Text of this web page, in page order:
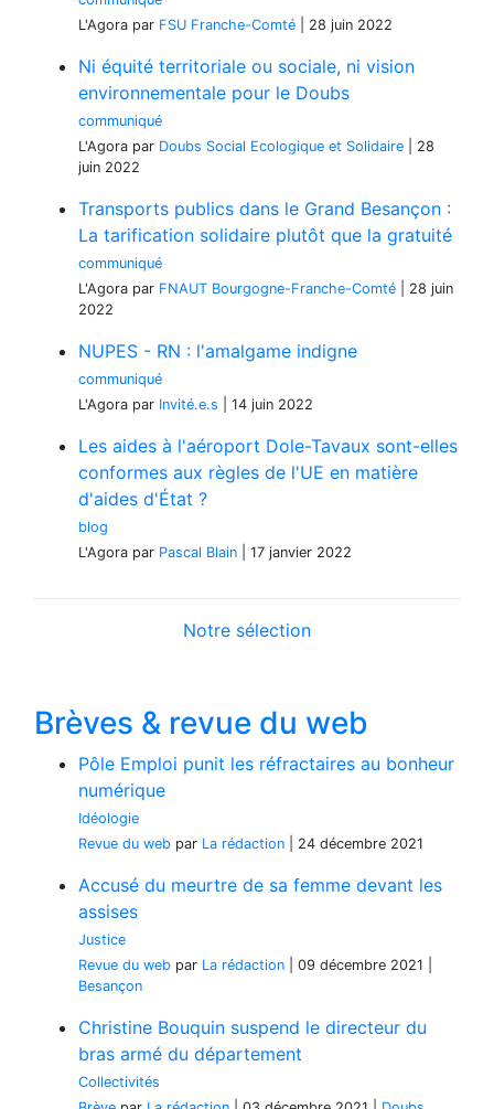
L'Agora par FSU Franche-Comté 28 juin 2022
Ni équité territoriale ou sociale, ni vision
environnementale pour le Doubs
communiqué
L'Agora par Doubs Social Ecologique et Solidaire
28
juin 2022
Transports publics dans le Grand Besançon :
La tarification solidaire plutôt que la gratuité
communiqué
L'Agora par FNAUT Bourgogne-Franche-Comté
28 juin
2022
NUPES - RN : l'amalgame indigne
communiqué
L'Agora par Invité.e.s 14 juin 2022
Les aides à l'aéroport Dole-Tavaux sont-elles
conformes aux règles de l'UE en matière
d'aides d'État ?
blog
L'Agora par Pascal Blain 17 janvier 2022
Notre sélection
Brèves & revue du web
Pôle Emploi punit les réfractaires au bonheur
numérique
Idéologie
Revue du web par La rédaction 24 décembre 2021
Accusé du meurtre de sa femme devant les
assises
Justice
Revue du web par La rédaction 09 décembre 2021
Besançon
Christine Bouquin suspend le directeur du
bras armé du département
Collectivités